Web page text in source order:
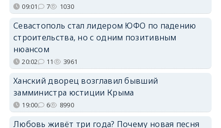
09:01 7 1030
Севастополь стал лидером ЮФО по падению
строительства, но с одним позитивным
нюансом
20:02 11 3961
Ханский дворец возглавил бывший
замминистра юстиции Крыма
19:00 6 8990
Любовь живёт три года? Почему новая песня